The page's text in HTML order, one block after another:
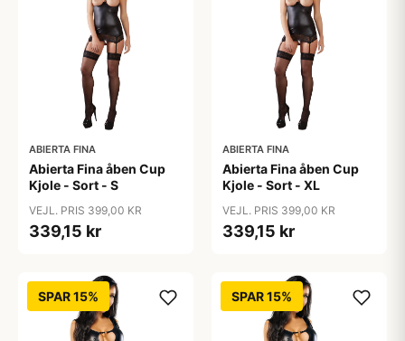
ABIERTA FINA
Abierta Fina åben Cup
Kjole - Sort - S
VEJL. PRIS 399,00 KR
339,15 kr
ABIERTA FINA
Abierta Fina åben Cup
Kjole - Sort - XL
VEJL. PRIS 399,00 KR
339,15 kr
SPAR 15% SPAR 15%